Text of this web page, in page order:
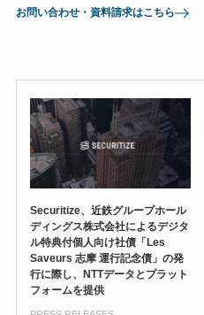
お問い合わせ・資料請求はこちら
Securitize、近鉄グループホール
ディングス株式会社によるデジタ
ル特典付個人向け社債「Les
Saveurs 志摩 運行記念債」の発
行に際し、NTTデータとプラット
フォームを提供